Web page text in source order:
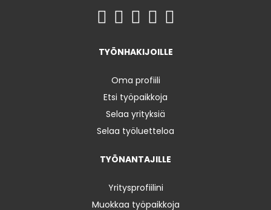
TYÖNHAKIJOILLE
Oma profiili
Etsi työpaikkoja
Selaa yrityksiä
Selaa työluetteloa
TYÖNANTAJILLE
Yritysprofiilini
Muokkaa työpaikkoja